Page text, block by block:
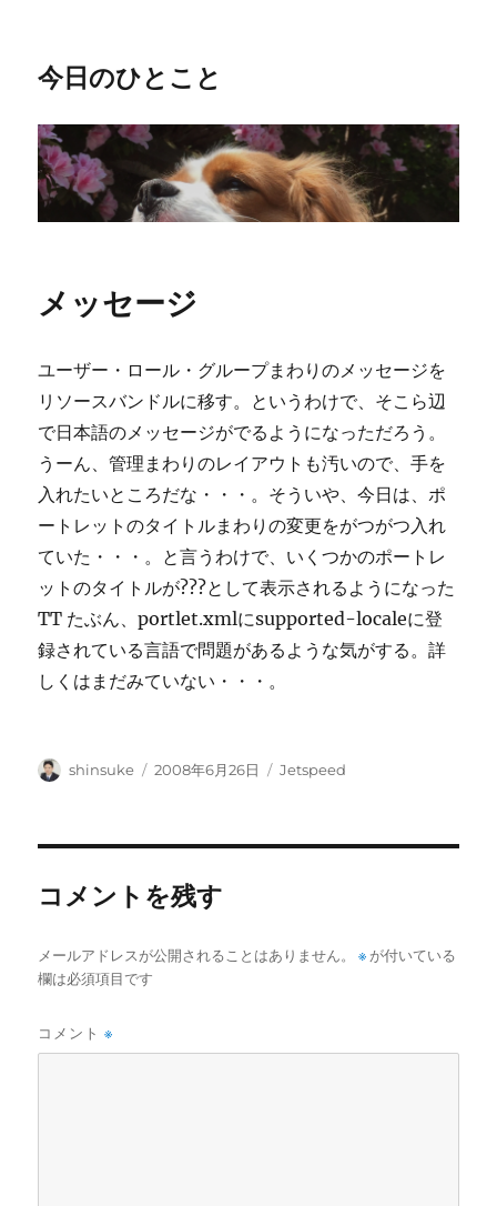
今日のひとこと
メッセージ
ユーザー・ロール・グループまわりのメッセージを
リソースバンドルに移す。というわけで、そこら辺
で日本語のメッセージがでるようになっただろう。
うーん、管理まわりのレイアウトも汚いので、手を
入れたいところだな・・・。そういや、今日は、ポ
ートレットのタイトルまわりの変更をがつがつ入れ
ていた・・・。と言うわけで、いくつかのポートレ
ットのタイトルが???として表示されるようになった
TT たぶん、portlet.xmlにsupported-localeに登
録されている言語で問題があるような気がする。詳
しくはまだみていない・・・。
投
shinsuke
投
2008年6月26日
カ
Jetspeed
コメントを残す
メールアドレスが公開されることはありません。 ※が付いている
欄は必須項目です
コメント※